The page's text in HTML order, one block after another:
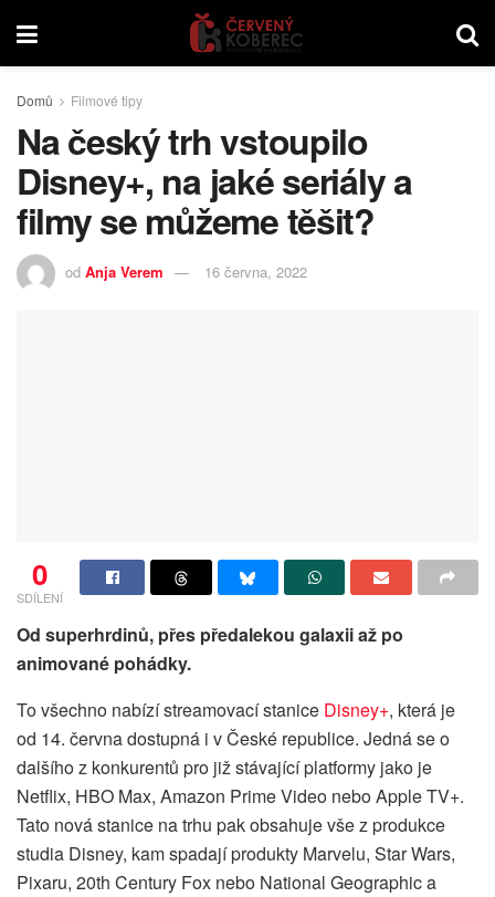
Domů Filmové tipy
Na český trh vstoupilo
Disney+, na jaké seriály a
filmy se můžeme těšit?
od Anja Verem 16 června, 2022
0
SDÍLENÍ
Od superhrdinů, přes předalekou galaxii až po
animované pohádky.
To všechno nabízí streamovací stanice Disney+, která je
od 14. června dostupná i v České republice. Jedná se o
dalšího z konkurentů pro již stávající platformy jako je
Netflix, HBO Max, Amazon Prime Video nebo Apple TV+.
Tato nová stanice na trhu pak obsahuje vše z produkce
studia Disney, kam spadají produkty Marvelu, Star Wars,
Pixaru, 20th Century Fox nebo National Geographic a